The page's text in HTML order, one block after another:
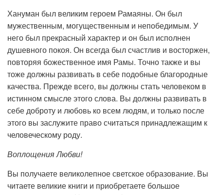
Хануман был великим героем Рамаяны. Он был
мужественным, могущественным и непобедимым. У
него был прекрасный характер и он был исполнен
душевного покоя. Он всегда был счастлив и восторжен,
повторяя божественное имя Рамы. Точно также и вы
тоже должны развивать в себе подобные благородные
качества. Прежде всего, вы должны стать человеком в
истинном смысле этого слова. Вы должны развивать в
себе доброту и любовь ко всем людям, и только после
этого вы заслужите право считаться принадлежащим к
человеческому роду.
Воплощения Любви!
Вы получаете великолепное светское образование. Вы
читаете великие книги и приобретаете большое